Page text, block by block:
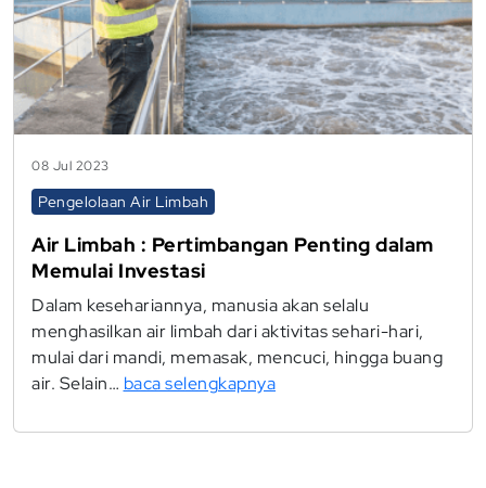
08 Jul 2023
Pengelolaan Air Limbah
Air Limbah : Pertimbangan Penting dalam
Memulai Investasi
Dalam kesehariannya, manusia akan selalu
menghasilkan air limbah dari aktivitas sehari-hari,
mulai dari mandi, memasak, mencuci, hingga buang
air. Selain… baca selengkapnya